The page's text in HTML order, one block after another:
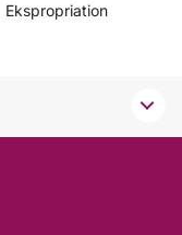
Ekspropriation